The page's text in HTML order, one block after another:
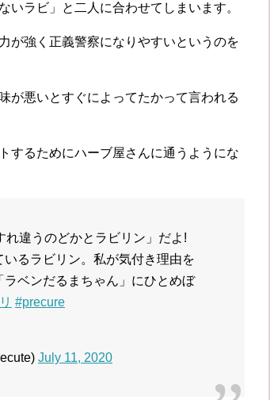
いラビ」と二人に合わせてしまいます。
が強く正義警察になりやすいというのを
が悪いとすぐによってたかって言われる
するためにハーブ屋さんに通うようにな
違うのどかとラビリン」だよ!
るラビリン。私が気付き理由を
ベンだるまちゃん」にひとめぼ
#precure
July 11, 2020